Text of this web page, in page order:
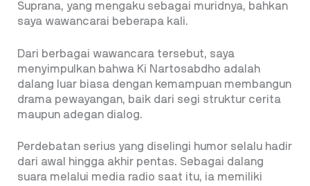
Suprana, yang mengaku sebagai muridnya, bahkan
saya wawancarai beberapa kali.
Dari berbagai wawancara tersebut, saya
menyimpulkan bahwa Ki Nartosabdho adalah
dalang luar biasa dengan kemampuan membangun
drama pewayangan, baik dari segi struktur cerita
maupun adegan dialog.
Perdebatan serius yang diselingi humor selalu hadir
dari awal hingga akhir pentas. Sebagai dalang
suara melalui media radio saat itu, ia memiliki